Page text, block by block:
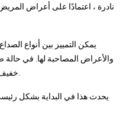
نادرة ، اعتمادًا على أعراض
يمكن التمييز بين أنواع
والأعراض المصاحبة لها. في حالة
يحدث هذا في البداية بشكل